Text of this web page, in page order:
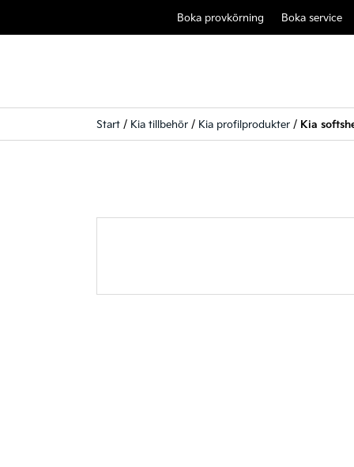
Boka provkörning Boka service
Start / Kia tillbehör / Kia profilprodukter / Kia